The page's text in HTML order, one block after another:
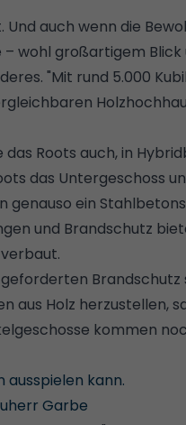
auch wenn die
wohl großartigem
"Mit rund 5.000
Roots auch, in
das Untergeschoss
ein
und Brandschutz
Brandschutz
aus Holz herzustellen,
kommen
ausspielen kann.
Garbe